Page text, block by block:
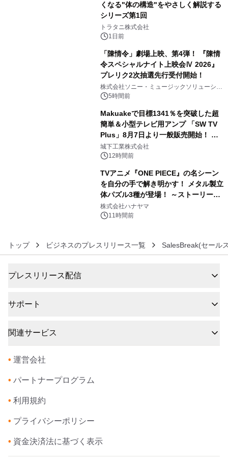
くなる"体の構造"をやさしく解説する
シリーズ第1回
トラタニ株式会社
1日前
「陳情令」劇場上映、第4弾！ 『陳情
令スペシャルナイト上映会Ⅳ 2026』
プレリク2次抽選先行受付開始！
株式会社ソニー・ミュージックソリューショ
ンズ5時間前
Makuakeで目標1341％を突破した超
簡単＆小型テレビ用アンプ 「SW TV
Plus」8月7日より一般販売開始！ ケ
ーブル1本つなぐだけ、テレビの音が
ぐっと豊かに
城下工業株式会社
12時間前
TVアニメ『ONE PIECE』の名シーン
を自分の手で解き明かす！ メタル製立
体パズル3種が登場！ ～ストーリーと
ギミックが融合した 大人の体験型パズ
ルが8月7日(金)12時より先行予約受付
株式会社ハナヤマ
11時間前
トップ ビジネスのプレスリリース一覧 SalesBreak(セール
プレスリリース配信
サポート
関連サービス
• 運営会社
• パートナープログラム
• 利用規約
• プライバシーポリシー
• 資金決済法に基づく表示